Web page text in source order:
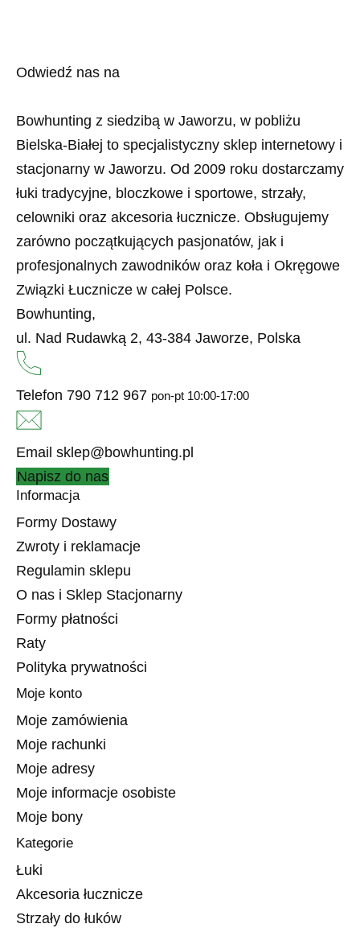
Odwiedź nas na
Bowhunting z siedzibą w Jaworzu, w pobliżu
Bielska-Białej to specjalistyczny sklep internetowy i
stacjonarny w Jaworzu. Od 2009 roku dostarczamy
łuki tradycyjne, bloczkowe i sportowe, strzały,
celowniki oraz akcesoria łucznicze. Obsługujemy
zarówno początkujących pasjonatów, jak i
profesjonalnych zawodników oraz koła i Okręgowe
Związki Łucznicze w całej Polsce.
Bowhunting,
ul. Nad Rudawką 2, 43-384 Jaworze, Polska
Telefon 790 712 967 pon-pt 10:00-17:00
Email sklep@bowhunting.pl
Napisz do nas
Informacja
Formy Dostawy
Zwroty i reklamacje
Regulamin sklepu
O nas i Sklep Stacjonarny
Formy płatności
Raty
Polityka prywatności
Moje konto
Moje zamówienia
Moje rachunki
Moje adresy
Moje informacje osobiste
Moje bony
Kategorie
Łuki
Akcesoria łucznicze
Strzały do łuków